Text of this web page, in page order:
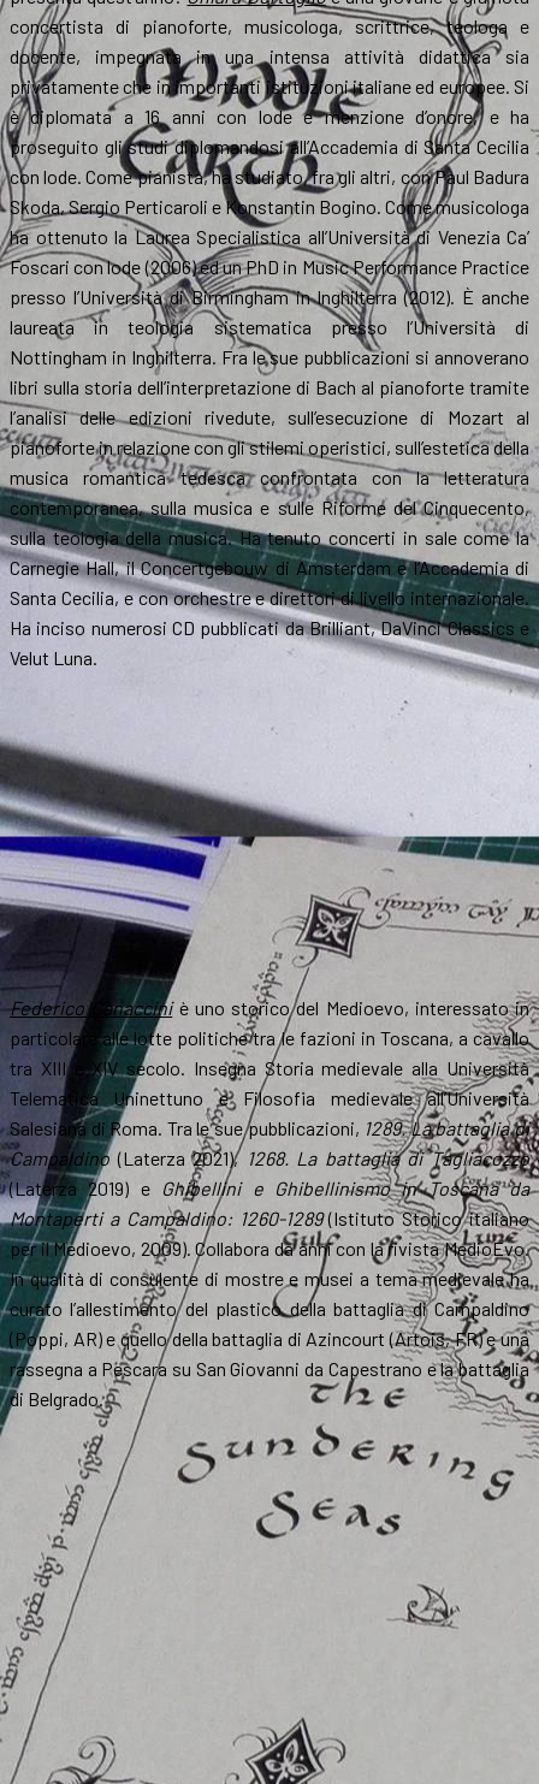
concertista di pianoforte, musicologa, scrittrice, teologa e
docente, impegnata in una intensa attività didattica sia
privatamente che in importanti istituzioni italiane ed europee. Si
è diplomata a 16 anni con lode e menzione d’onore, e ha
proseguito gli studi diplomandosi all’Accademia di Santa Cecilia
con lode. Come pianista, ha studiato, fra gli altri, con Paul Badura
Skoda, Sergio Perticaroli e Konstantin Bogino. Come musicologa
ha ottenuto la Laurea Specialistica all’Università di Venezia Ca’
Foscari con lode (2006) ed un PhD in Music Performance Practice
presso l’Università di Birmingham in Inghilterra (2012). È anche
laureata in teologia sistematica presso l’Università di
Nottingham in Inghilterra. Fra le sue pubblicazioni si annoverano
libri sulla storia dell’interpretazione di Bach al pianoforte tramite
l’analisi delle edizioni rivedute, sull’esecuzione di Mozart al
pianoforte in relazione con gli stilemi operistici, sull’estetica della
musica romantica tedesca confrontata con la letteratura
contemporanea, sulla musica e sulle Riforme del Cinquecento,
sulla teologia della musica. Ha tenuto concerti in sale come la
Carnegie Hall, il Concertgebouw di Amsterdam e l’Accademia di
Santa Cecilia, e con orchestre e direttori di livello internazionale.
Ha inciso numerosi CD pubblicati da Brilliant, DaVinci Classics e
Velut Luna.
Federico Canacciniè uno storico del Medioevo, interessato in
particolare alle lotte politiche tra le fazioni in Toscana, a cavallo
tra XIII e XIV secolo. Insegna Storia medievale alla Università
Telematica Uninettuno e Filosofia medievale all’Università
Salesiana di Roma. Tra le sue pubblicazioni, 1289. La battaglia di
Campaldino (Laterza 2021), 1268. La battaglia di Tagliacozzo
(Laterza 2019) e Ghibellini e Ghibellinismo in Toscana da
Montaperti a Campaldino: 1260-1289(Istituto Storico italiano
per il Medioevo, 2009). Collabora da anni con la rivista MedioEvo.
In qualità di consulente di mostre e musei a tema medievale ha
curato l’allestimento del plastico della battaglia di Campaldino
(Poppi, AR) e quello della battaglia di Azincourt (Artois, FR) e una
rassegna a Pescara su San Giovanni da Capestrano e la battaglia
di Belgrado.